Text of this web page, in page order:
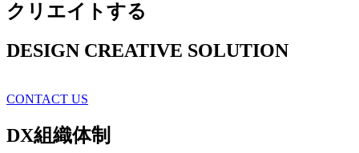
クリエイトする
DESIGN CREATIVE SOLUTION
CONTACT US
DX組織体制